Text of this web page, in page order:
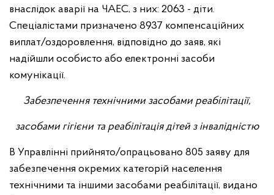
внаслідок аварії на ЧАЕС, з них: 2063 - діти.
Спеціалістами призначено 8937 компенсаційних
виплат/оздоровлення, відповідно до заяв, які
надійшли особисто або електронні засоби
комунікації.
Забезпечення технічними засобами реабілітації,
засобами гігієни та реабілітація дітей з інвалідністю
В Управлінні прийнято/опрацьовано 805 заяву для
забезпечення окремих категорій населення
технічними та іншими засобами реабілітації, видано